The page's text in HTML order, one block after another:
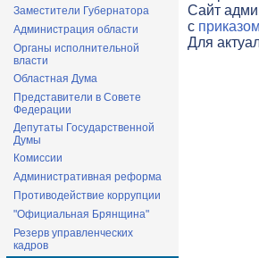
Заместители Губернатора
Администрация области
Органы исполнительной
власти
Областная Дума
Представители в Совете
Федерации
Депутаты Государственной
Думы
Комиссии
Административная реформа
Противодействие коррупции
"Официальная Брянщина"
Резерв управленческих
кадров
Cайт
с приказом
Для